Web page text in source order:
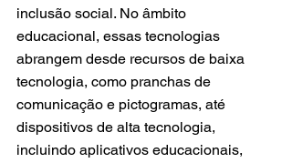
inclusão social. No âmbito
educacional, essas tecnologias
abrangem desde recursos de baixa
tecnologia, como pranchas de
comunicação e pictogramas, até
dispositivos de alta tecnologia,
incluindo aplicativos educacionais,